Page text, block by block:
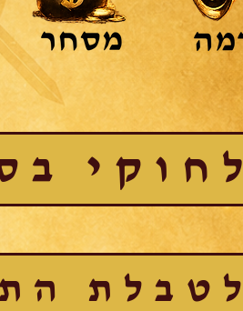
לטבלת
לחוקי